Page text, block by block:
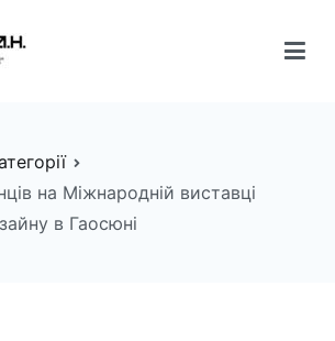
на Міжнародній виставці
в Гаосюні